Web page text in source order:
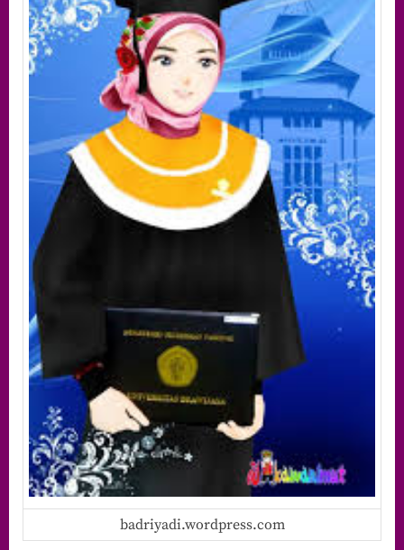
badriyadi.wordpress.com